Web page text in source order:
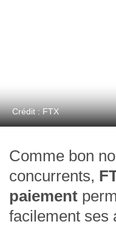
Crédit : FTX
Comme bon
concurrents,
paiement
facilement ses